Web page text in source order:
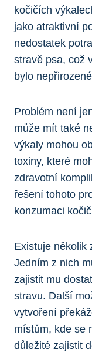
kočičích
jako atraktivní
nedostatek
stravě psa, což
bylo
Problém není
může mít také
výkaly mohou
toxiny, které
zdravotní
řešení tohoto
konzumaci
Existuje několik
Jedním z nich
zajistit mu
stravu. Další
vytvoření
místům, kde se
důležité zajistit